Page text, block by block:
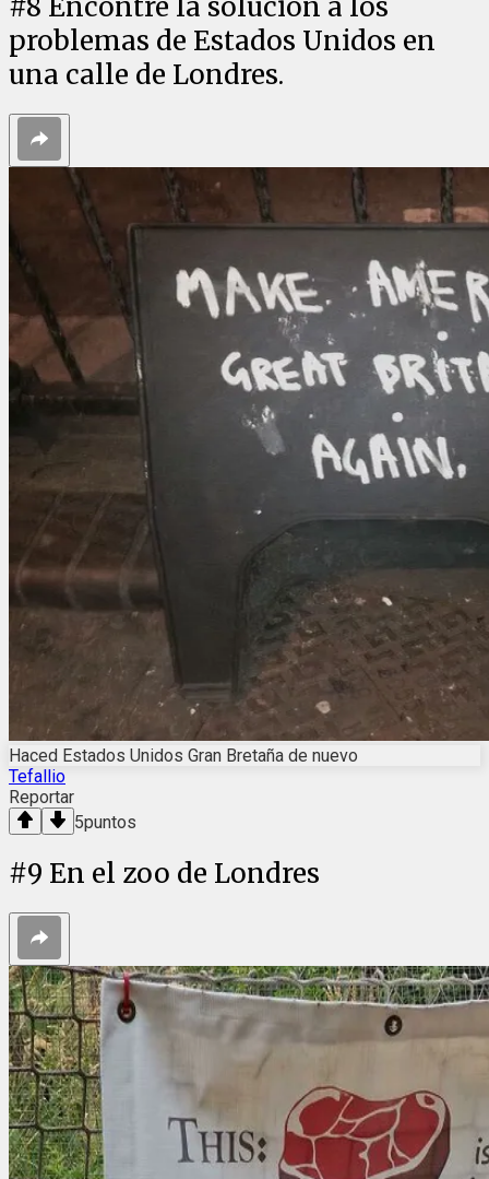
#8 Encontré la solución a los
problemas de Estados Unidos en
una calle de Londres.
Haced Estados Unidos Gran Bretaña de nuevo
Tefallio
Reportar
5puntos
#9 En el zoo de Londres